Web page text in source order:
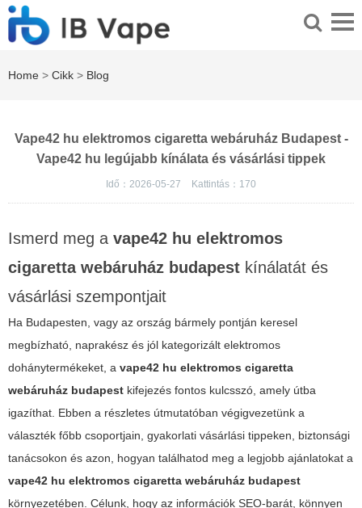
Home > Cikk > Blog
Vape42 hu elektromos cigaretta webáruház Budapest -
Vape42 hu legújabb kínálata és vásárlási tippek
Idő：2026-05-27 Kattintás： 170
Ismerd meg a vape42 hu elektromos
cigaretta webáruház budapest kínálatát és
vásárlási szempontjait
Ha Budapesten, vagy az ország bármely pontján keresel
megbízható, naprakész és jól kategorizált elektromos
dohánytermékeket, a vape42 hu elektromos cigaretta
webáruház budapest kifejezés fontos kulcsszó, amely útba
igazíthat. Ebben a részletes útmutatóban végigvezetünk a
választék főbb csoportjain, gyakorlati vásárlási tippeken, biztonsági
tanácsokon és azon, hogyan találhatod meg a legjobb ajánlatokat a
vape42 hu elektromos cigaretta webáruház budapest
környezetében. Célunk, hogy az információk SEO-barát, könnyen